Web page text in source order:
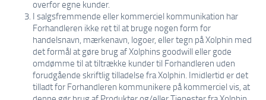
overfor egne kunder.
I salgsfremmende eller kommerciel kommunikation har
Forhandleren ikke ret til at bruge nogen form for
handelsnavn, mærkenavn, logoer, eller tegn på Xolphin med
det formål at gøre brug af Xolphins goodwill eller gode
omdømme til at tiltrække kunder til Forhandleren uden
forudgående skriftlig tilladelse fra Xolphin. Imidlertid er det
tilladt for Forhandleren kommunikere på kommerciel vis, at